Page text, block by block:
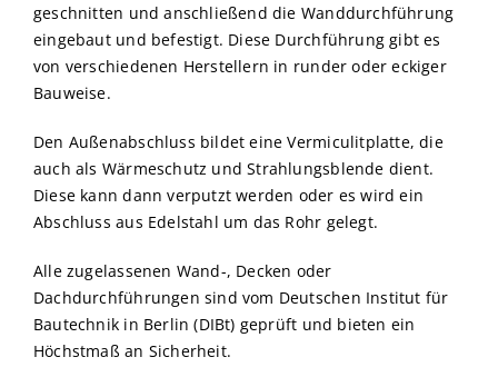
geschnitten und anschließend die Wanddurchführung
eingebaut und befestigt. Diese Durchführung gibt es
von verschiedenen Herstellern in runder oder eckiger
Bauweise.
Den Außenabschluss bildet eine Vermiculitplatte, die
auch als Wärmeschutz und Strahlungsblende dient.
Diese kann dann verputzt werden oder es wird ein
Abschluss aus Edelstahl um das Rohr gelegt.
Alle zugelassenen Wand-, Decken oder
Dachdurchführungen sind vom Deutschen Institut für
Bautechnik in Berlin (DIBt) geprüft und bieten ein
Höchstmaß an Sicherheit.